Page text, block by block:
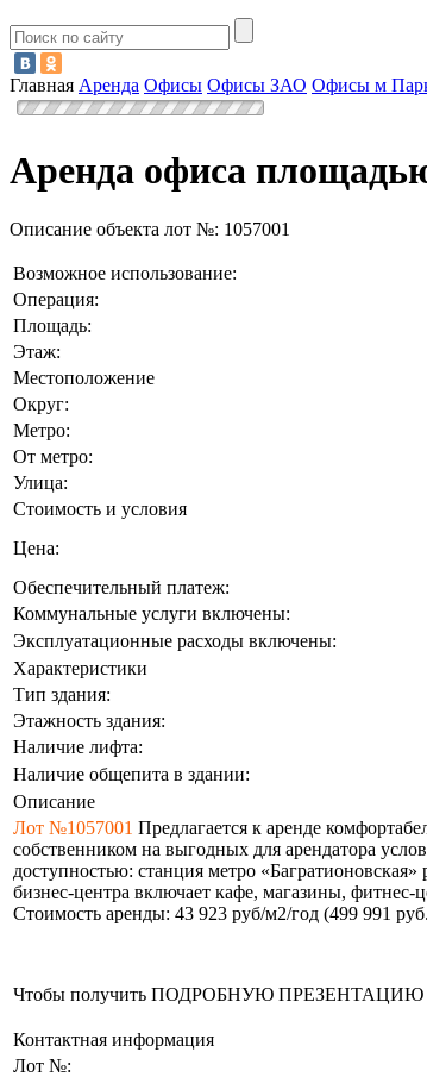
Главная Аренда Офисы Офисы ЗАО Офисы м
Аренда офиса
Описание объекта лот №: 1057001
Возможное использование:
Операция:
Площадь:
Этаж:
Местоположение
Округ:
Метро:
От метро:
Улица:
Стоимость и условия
Цена:
Обеспечительный платеж:
Коммунальные услуги включены:
Эксплуатационные расходы включены:
Характеристики
Тип здания:
Этажность здания:
Наличие лифта:
Наличие общепита в здании:
Описание
Лот №1057001 Предлагается к аренде
собственником на выгодных для арендатора
доступностью: станция метро
бизнес-центра включает кафе, магазины, фитнес-
Стоимость аренды: 43 923 руб/м2/год (499 991
Чтобы получить ПОДРОБНУЮ ПРЕЗЕНТАЦИЮ С
Контактная информация
Лот №: